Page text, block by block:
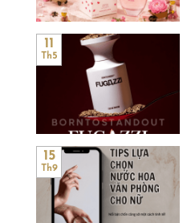
11
Th5
15
Th9